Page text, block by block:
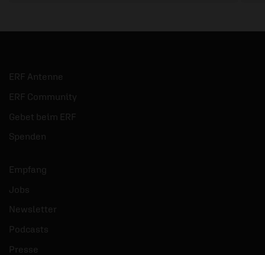
ERF Antenne
ERF Community
Gebet beim ERF
Spenden
Empfang
Jobs
Newsletter
Podcasts
Presse